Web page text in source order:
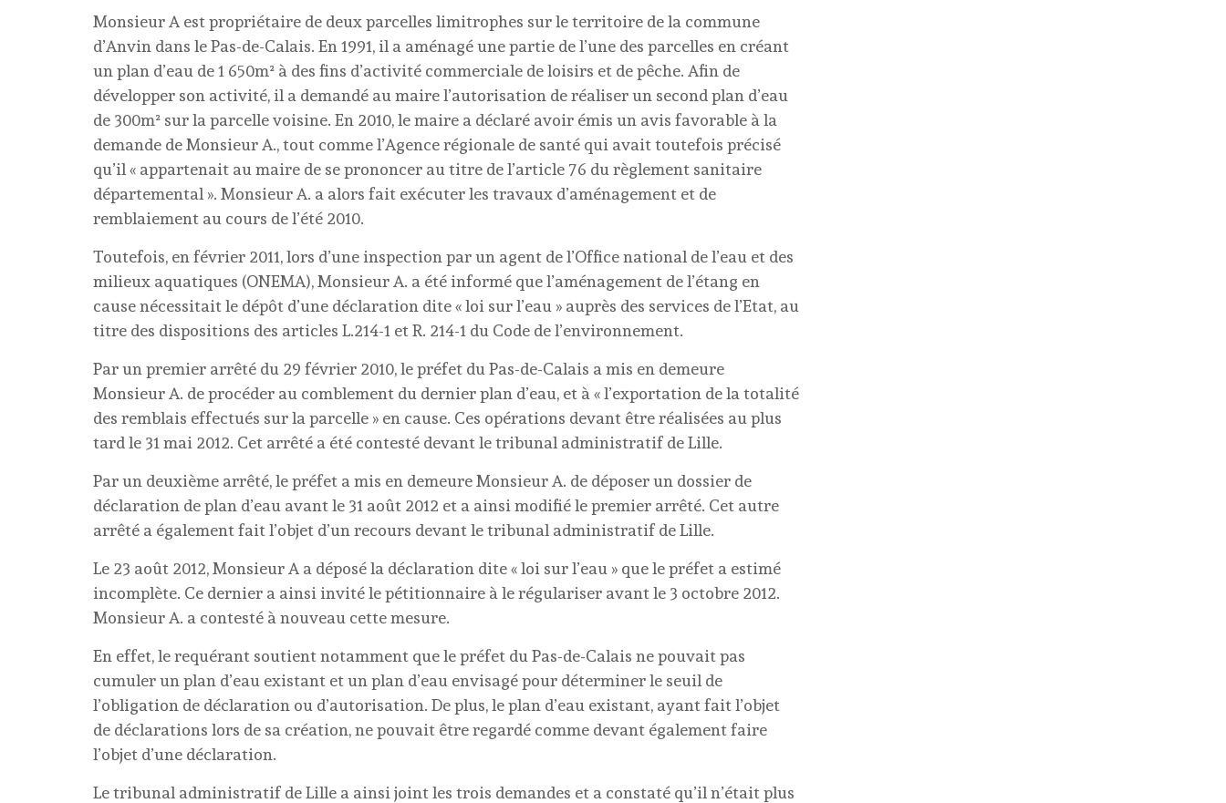
Monsieur A est propriétaire de deux parcelles limitrophes sur le territoire de la commune
d’Anvin dans le Pas-de-Calais. En 1991, il a aménagé une partie de l’une des parcelles en créant
un plan d’eau de 1 650m² à des fins d’activité commerciale de loisirs et de pêche. Afin de
développer son activité, il a demandé au maire l’autorisation de réaliser un second plan d’eau
de 300m² sur la parcelle voisine. En 2010, le maire a déclaré avoir émis un avis favorable à la
demande de Monsieur A., tout comme l’Agence régionale de santé qui avait toutefois précisé
qu’il « appartenait au maire de se prononcer au titre de l’article 76 du règlement sanitaire
départemental ». Monsieur A. a alors fait exécuter les travaux d’aménagement et de
remblaiement au cours de l’été 2010.
Toutefois, en février 2011, lors d’une inspection par un agent de l’Office national de l’eau et des
milieux aquatiques (ONEMA), Monsieur A. a été informé que l’aménagement de l’étang en
cause nécessitait le dépôt d’une déclaration dite « loi sur l’eau » auprès des services de l’Etat, au
titre des dispositions des articles L.214-1 et R. 214-1 du Code de l’environnement.
Par un premier arrêté du 29 février 2010, le préfet du Pas-de-Calais a mis en demeure
Monsieur A. de procéder au comblement du dernier plan d’eau, et à « l’exportation de la totalité
des remblais effectués sur la parcelle » en cause. Ces opérations devant être réalisées au plus
tard le 31 mai 2012. Cet arrêté a été contesté devant le tribunal administratif de Lille.
Par un deuxième arrêté, le préfet a mis en demeure Monsieur A. de déposer un dossier de
déclaration de plan d’eau avant le 31 août 2012 et a ainsi modifié le premier arrêté. Cet autre
arrêté a également fait l’objet d’un recours devant le tribunal administratif de Lille.
Le 23 août 2012, Monsieur A a déposé la déclaration dite « loi sur l’eau » que le préfet a estimé
incomplète. Ce dernier a ainsi invité le pétitionnaire à le régulariser avant le 3 octobre 2012.
Monsieur A. a contesté à nouveau cette mesure.
En effet, le requérant soutient notamment que le préfet du Pas-de-Calais ne pouvait pas
cumuler un plan d’eau existant et un plan d’eau envisagé pour déterminer le seuil de
l’obligation de déclaration ou d’autorisation. De plus, le plan d’eau existant, ayant fait l’objet
de déclarations lors de sa création, ne pouvait être regardé comme devant également faire
l’objet d’une déclaration.
Le tribunal administratif de Lille a ainsi joint les trois demandes et a constaté qu’il n’était plus